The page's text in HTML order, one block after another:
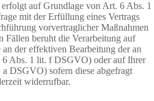
auf Grundlage von Art. 6 Abs. 1
mit der Erfüllung eines Vertrags
vorvertraglicher Maßnahmen
Fällen beruht die Verarbeitung auf
an der effektiven Bearbeitung der an
6 Abs. 1 lit. f DSGVO) oder auf Ihrer
DSGVO) sofern diese abgefragt
widerrufbar.